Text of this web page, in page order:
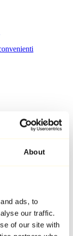
About
ads, to
our traffic.
of our site with